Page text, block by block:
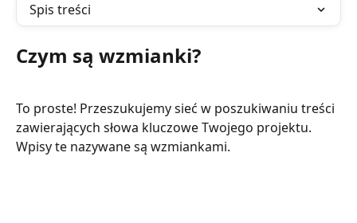
Spis treści
Czym są wzmianki?
To proste! Przeszukujemy sieć w poszukiwaniu treści
zawierających słowa kluczowe Twojego projektu.
Wpisy te nazywane są wzmiankami.